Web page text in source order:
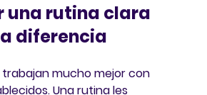
una rutina clara
diferencia
trabajan mucho mejor con
Una rutina les